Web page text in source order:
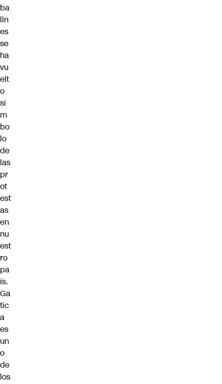
ba
lin
es
se
ha
vu
elt
o
sí
m
bo
lo
de
las
pr
ot
est
as
en
nu
est
ro
pa
ís.
Ga
tic
a
es
un
o
de
los